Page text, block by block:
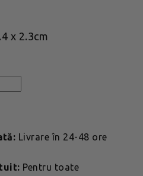
x 2.3cm
Livrare în 24-48 ore
Pentru toate